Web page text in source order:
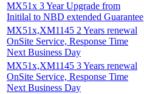
MX51x 3 Year Upgrade from
Initilal to NBD extended Guarantee
MX51x,XM1145 2 Years renewal
OnSite Service, Response Time
Next Business Day
MX51x,XM1145 3 Years renewal
OnSite Service, Response Time
Next Business Day